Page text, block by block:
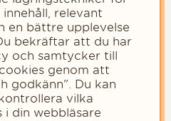
Mera Norden AB
relevant
en bättre upplevelse
bekräftar att du har
och samtycker till
genom att
godkänn". Du kan
vilka
i din webbläsare